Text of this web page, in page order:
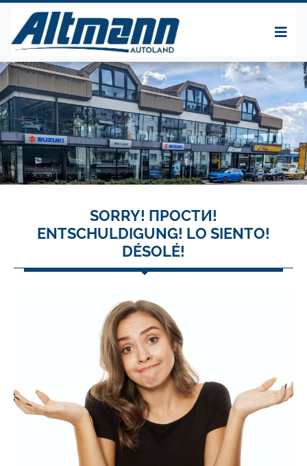
SORRY! ПРОСТИ!
ENTSCHULDIGUNG! LO SIENTO!
DÉSOLÉ!